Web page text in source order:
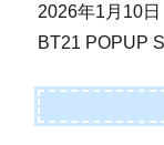
2026年1月10日
BT21 POPUP